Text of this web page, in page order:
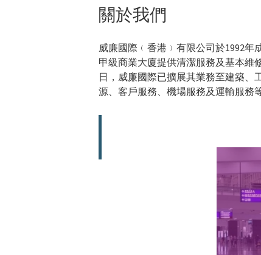
關於我們
威廉國際﹙香港﹚有限公司於1992年
甲級商業大廈提供清潔服務及基本維
日，威廉國際已擴展其業務至建築、
源、客戶服務、機場服務及運輸服務